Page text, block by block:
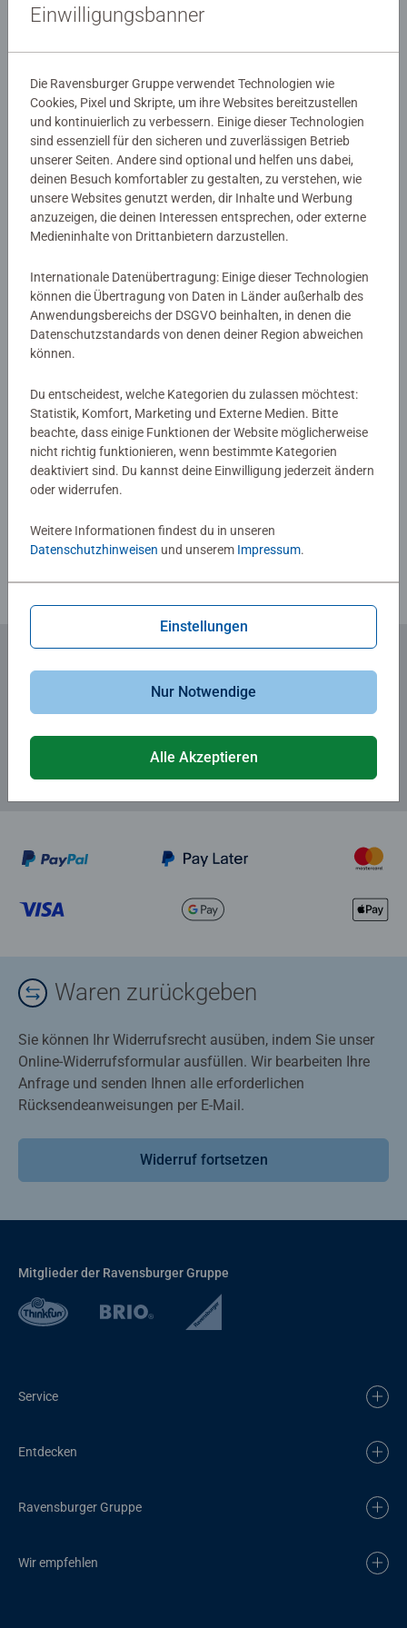
farbigen Motivlinien können Kinder ganz einfach das
und auf das Motiv geklebt werden. Das 2-IN-1-Set ist eine
tolle Geschenkidee für Kinder ab 9 und eine schöne
Dekoration für jedes Kinderzimmer. Dieses Malset enthält
12 fertig gemischte Acrylfarben und Gips zum
Anmischen.
Mit Malen nach Zahlen und Gipsabdrücken von
Ravensburger lernen Kinder sorgfältig zu malen,
entwickeln ihre Feinmotorik. Das Ergebnis sind Freude,
Stolz und ein Erfolgserlebnis, das zum Weitermalen
motiviert. Die Motive sind altersgerecht und in drei
Schwierigkeitslevels erhältlich: von einfachen Bildern mit
kleinen Flächen für fortgeschrittene Maler. Jedes Malset
beinhaltet alles, was kleine Künstler zum Malen
benötigen, und es müssen keine Farben gemischt werden.
Das Ravensburger Malen nach Zahlen-Programm bietet
eine große Auswahl an Motiven für Kinder und
Erwachsene.
Details
Artikelnummer:
12023069
EAN:
4005555230694
Warnhinweise und Herstellerinformation
Ähnliche Produkte
Noch keine Bewertungen
abgegeben
0/0
Verfasse eine Bewertung
Richtlinien für Bewertungen
... und 5 € Gutschein sichern!
Waren zurückgeben
Sie können Ihr Widerrufsrecht ausüben, indem Sie unser
Online-Widerrufsformular ausfüllen. Wir bearbeiten Ihre
Anfrage und senden Ihnen alle erforderlichen
Rücksendeanweisungen per E-Mail.
Widerruf fortsetzen
Mitglieder der Ravensburger Gruppe
Service
Entdecken
Ravensburger Gruppe
Wir empfehlen
Einwilligungsbanner
Die Ravensburger Gruppe verwendet Technologien wie
Cookies, Pixel und Skripte, um ihre Websites bereitzustellen
und kontinuierlich zu verbessern. Einige dieser Technologien
sind essenziell für den sicheren und zuverlässigen Betrieb
unserer Seiten. Andere sind optional und helfen uns dabei,
deinen Besuch komfortabler zu gestalten, zu verstehen, wie
unsere Websites genutzt werden, dir Inhalte und Werbung
anzuzeigen, die deinen Interessen entsprechen, oder externe
Medieninhalte von Drittanbietern darzustellen.
Internationale Datenübertragung: Einige dieser Technologien
können die Übertragung von Daten in Länder außerhalb des
Anwendungsbereichs der DSGVO beinhalten, in denen die
Datenschutzstandards von denen deiner Region abweichen
können.
Du entscheidest, welche Kategorien du zulassen möchtest:
Statistik, Komfort, Marketing und Externe Medien. Bitte
beachte, dass einige Funktionen der Website möglicherweise
nicht richtig funktionieren, wenn bestimmte Kategorien
deaktiviert sind. Du kannst deine Einwilligung jederzeit ändern
oder widerrufen.
Weitere Informationen findest du in unseren
Datenschutzhinweisen und unserem Impressum.
Einstellungen
Nur Notwendige
Alle Akzeptieren